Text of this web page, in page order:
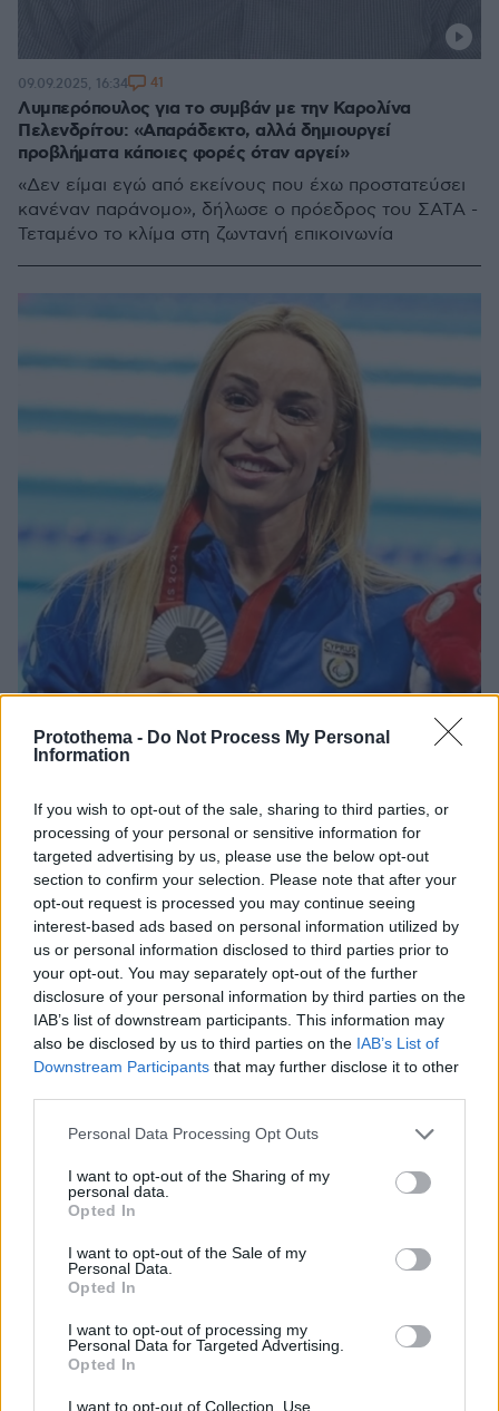
Protothema - Do Not Process My Personal
Information
If you wish to opt-out of the sale, sharing to third parties, or
processing of your personal or sensitive information for
targeted advertising by us, please use the below opt-out
section to confirm your selection. Please note that after your
opt-out request is processed you may continue seeing
interest-based ads based on personal information utilized by
us or personal information disclosed to third parties prior to
your opt-out. You may separately opt-out of the further
disclosure of your personal information by third parties on the
IAB’s list of downstream participants. This information may
also be disclosed by us to third parties on the IAB’s List of
Downstream Participants that may further disclose it to other
Please note that this website/app uses one or more Google
not limited to your visit or usage behaviour. You may click to
grant or deny consent to Google and its third-party tags to
use your data for below specified purposes in below Google
consent section.
Personal Data Processing Opt Outs
I want to opt-out of the Sharing of my
personal data.
Opted In
I want to opt-out of the Sale of my
Personal Data.
Opted In
I want to opt-out of processing my
Personal Data for Targeted Advertising.
Opted In
I want to opt-out of Collection, Use,
Λυμπερόπουλος για το συμβάν με την Καρολίνα
Πελενδρίτου: «Απαράδεκτο, αλλά δημιουργεί
προβλήματα κάποιες φορές όταν αργεί»
«Δεν είμαι εγώ από εκείνους που έχω προστατεύσει
κανέναν παράνομο», δήλωσε ο πρόεδρος του ΣΑΤΑ -
Τεταμένο το κλίμα στη ζωντανή επικοινωνία
09.09.2025, 16:34 41
«Ο οδηγός θα υποστεί τις κυρώσεις» - Η θέση του ΣΑΤΑ
για το ταξί που αρνήθηκε στην Καρολίνα Πελενδρίτου
να πάρει μαζί της τον σκύλο-οδηγό της
Είπε ότι ο ΣΑΤΑ έχει λάβει υπόψιν το περιστατικό το
οποίο χαρακτήρισε καταδικαστέο